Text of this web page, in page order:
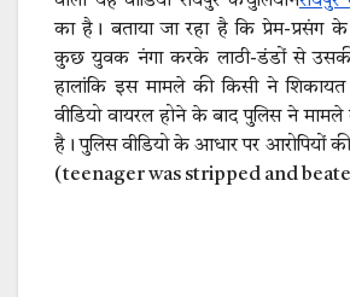
का है। बताया जा रहा है कि प्रेम-प्रसंग
कुछ युवक नंगा करके लाठी-डंडों से उसकी
हालांकि इस मामले की किसी ने शिकायत
वीडियो वायरल होने के बाद पुलिस ने मामले
है। पुलिस वीडियो के आधार पर आरोपियों
(teenager was stripped and